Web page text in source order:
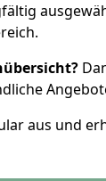
aus und